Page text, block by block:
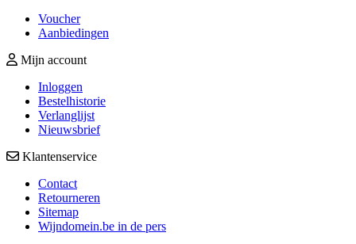
Voucher
Aanbiedingen
Mijn account
Inloggen
Bestelhistorie
Verlanglijst
Nieuwsbrief
Klantenservice
Contact
Retourneren
Sitemap
Wijndomein.be in de pers